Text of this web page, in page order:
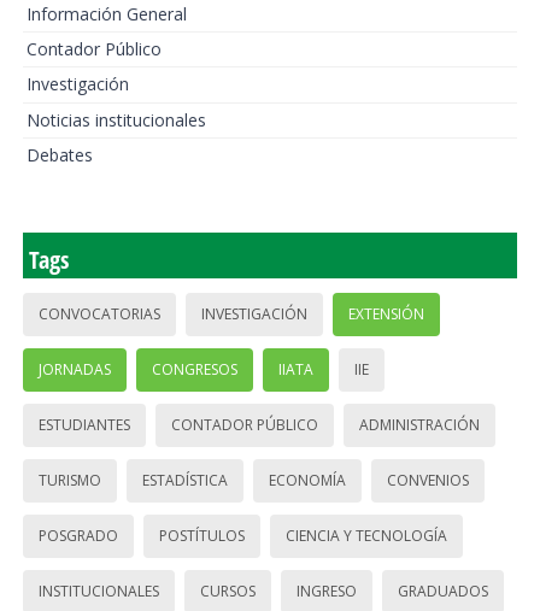
Información General
Contador Público
Investigación
Noticias institucionales
Debates
Tags
CONVOCATORIAS INVESTIGACIÓN EXTENSIÓN
JORNADAS CONGRESOS IIATA IIE
ESTUDIANTES CONTADOR PÚBLICO ADMINISTRACIÓN
TURISMO ESTADÍSTICA ECONOMÍA CONVENIOS
POSGRADO POSTÍTULOS CIENCIA Y TECNOLOGÍA
INSTITUCIONALES CURSOS INGRESO GRADUADOS